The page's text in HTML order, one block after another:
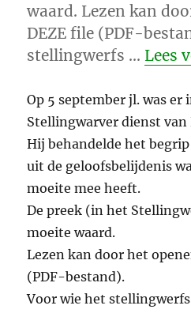
waard. Lezen kan
DEZE file (PDF-
stellingwerfs … Lees
Op 5 september jl. was er
Stellingwarver dienst van
Hij behandelde het
uit de geloofsbelijdenis
moeite mee heeft.
De preek (in het
moeite waard.
Lezen kan door het
(PDF-bestand).
Voor wie het